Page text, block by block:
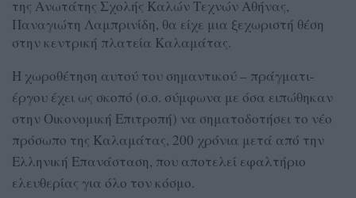
της Ανωτάτης Σχολής Καλών Τεχνών Αθήνας,
Παναγιώτη Λαμπρινίδη, θα είχε μια ξεχωριστή θέση
στην κεντρική πλατεία Καλαμάτας.
Η χωροθέτηση αυτού του σημαντικού – πράγματι-
έργου έχει ως σκοπό (σ.σ. σύμφωνα με όσα ειπώθηκαν
στην Οικονομική Επιτροπή) να σηματοδοτήσει το νέο
πρόσωπο της Καλαμάτας, 200 χρόνια μετά από την
Ελληνική Επανάσταση, που αποτελεί εφαλτήριο
ελευθερίας για όλο τον κόσμο.